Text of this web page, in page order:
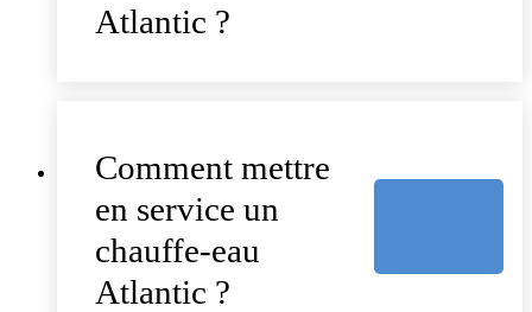
Atlantic ?
Comment mettre
en service un
chauffe-eau
Atlantic ?